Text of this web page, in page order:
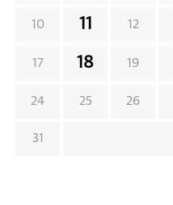
10 11 12
17 18 19
24 25 26
31